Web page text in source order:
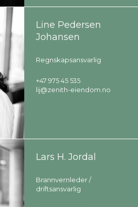
Line Pedersen
Johansen
Regnskapsansvarlig
+47 975 45 535
lij@zenith-eiendom.no
Lars H. Jordal
Brannvernleder /
driftsansvarlig